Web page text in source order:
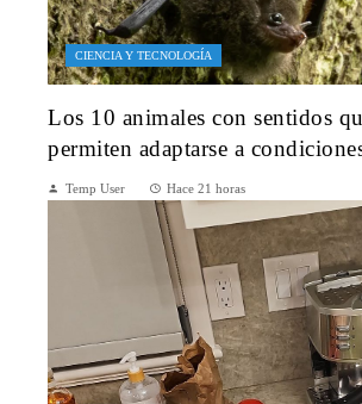
CIENCIA Y TECNOLOGÍA
Los 10 animales con sentidos
permiten adaptarse a
Temp User Hace 21 horas